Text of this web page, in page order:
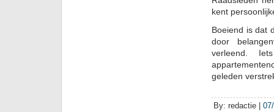
kent
Boeiend is dat
door
verleend.
geleden
By: redactie |